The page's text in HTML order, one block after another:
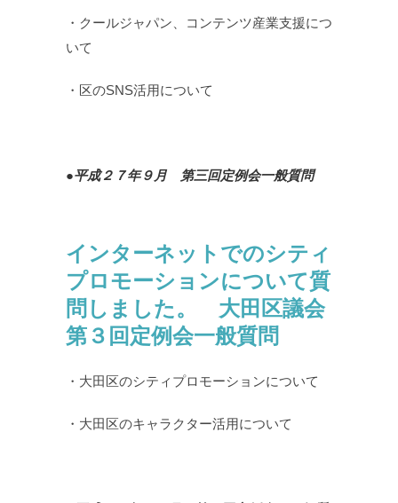
・クールジャパン、コンテンツ産業支援につ
いて
・区のSNS活用について
●平成２７年９月 第三回定例会一般質問
インターネットでのシティ
プロモーションについて質
問しました。 大田区議会
第３回定例会一般質問
・大田区のシティプロモーションについて
・大田区のキャラクター活用について